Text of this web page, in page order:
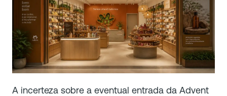
A incerteza sobre a eventual entrada da Advent